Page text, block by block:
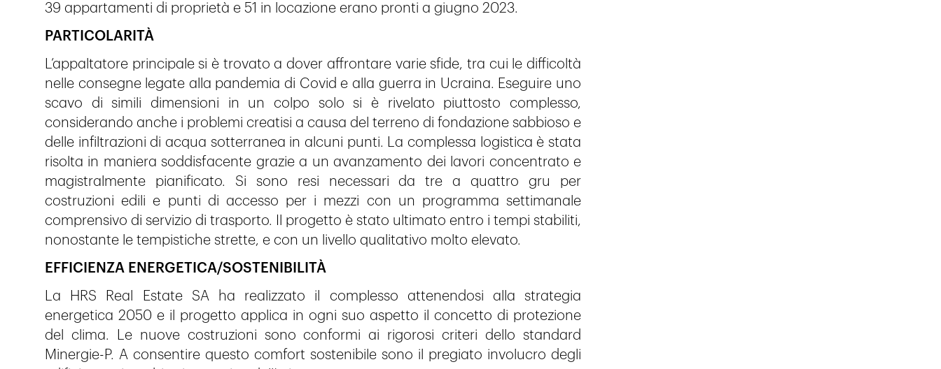
39 appartamenti di proprietà e 51 in locazione erano pronti a giugno 2023.
PARTICOLARITÀ
L’appaltatore principale si è trovato a dover affrontare varie sfide, tra cui le difficoltà
nelle consegne legate alla pandemia di Covid e alla guerra in Ucraina. Eseguire uno
scavo di simili dimensioni in un colpo solo si è rivelato piuttosto complesso,
considerando anche i problemi creatisi a causa del terreno di fondazione sabbioso e
delle infiltrazioni di acqua sotterranea in alcuni punti. La complessa logistica è stata
risolta in maniera soddisfacente grazie a un avanzamento dei lavori concentrato e
magistralmente pianificato. Si sono resi necessari da tre a quattro gru per
costruzioni edili e punti di accesso per i mezzi con un programma settimanale
comprensivo di servizio di trasporto. Il progetto è stato ultimato entro i tempi stabiliti,
nonostante le tempistiche strette, e con un livello qualitativo molto elevato.
EFFICIENZA ENERGETICA/SOSTENIBILITÀ
La HRS Real Estate SA ha realizzato il complesso attenendosi alla strategia
energetica 2050 e il progetto applica in ogni suo aspetto il concetto di protezione
del clima. Le nuove costruzioni sono conformi ai rigorosi criteri dello standard
Minergie-P. A consentire questo comfort sostenibile sono il pregiato involucro degli